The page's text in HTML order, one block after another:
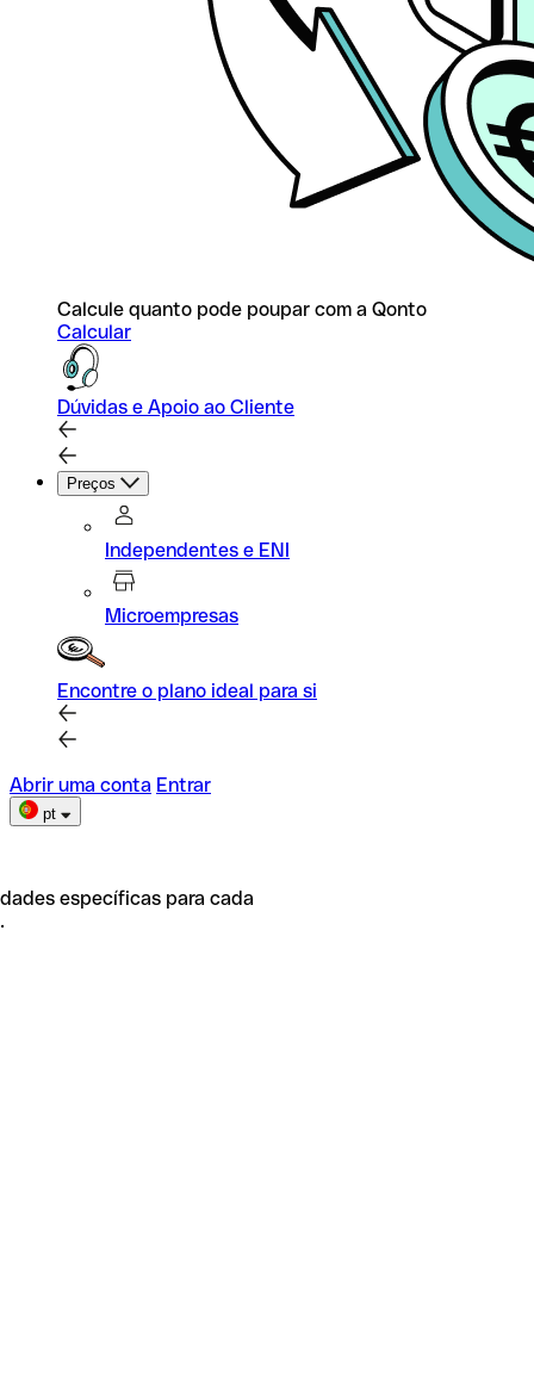
Calcule quanto pode poupar com a Qonto
Calcular
Dúvidas e Apoio ao Cliente
Preços
Independentes e ENI
Microempresas
Encontre o plano ideal para si
Abrir uma conta Entrar
pt
específicas para cada